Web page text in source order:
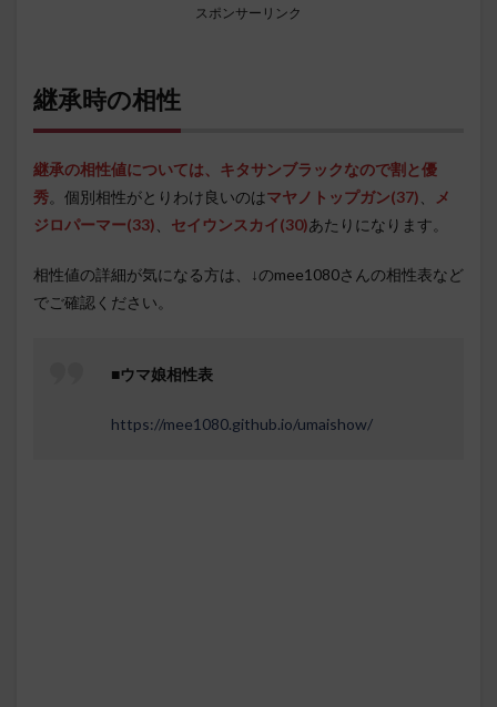
スポンサーリンク
継承時の相性
継承の相性値については、キタサンブラックなので割と優
秀。個別相性がとりわけ良いのはマヤノトップガン(37)
メ
ジロパーマー(33) セイウンスカイ(30)あたりになります。
相性値の詳細が気になる方は、↓のmee1080さんの相性表など
でご確認ください。
■ウマ娘相性表
https://mee1080.github.io/umaishow/